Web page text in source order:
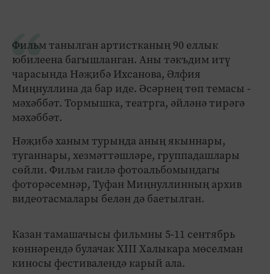
Фильм танылган артистканың 90 еллык
юбилеена багышланган. Аны тәкъдим итү
чарасында Нәҗибә Ихсанова, Әлфия
Миңнуллина да бар иде. Әсәрнең төп темасы -
мәхәббәт. Тормышка, театрга, әйләнә тирәгә
мәхәббәт.
Нәҗибә ханым турында аның якыннары,
туганнары, хезмәттәшләре, группадашлары
сөйли. Фильм гаилә фотоальбомындагы
фоторәсемнәр, Туфан Миңнуллинның архив
видеотасмалары белән дә баетылган.
Казан тамашачысы фильмны 5-11 сентябрь
көннәрендә булачак XIII Халыкара мөселман
киносы фестивалендә карый ала.